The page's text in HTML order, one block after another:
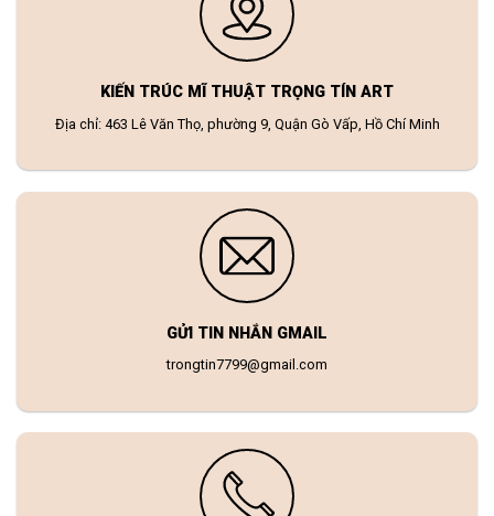
KIẾN TRÚC MĨ THUẬT TRỌNG TÍN ART
Địa chỉ: 463 Lê Văn Thọ, phường 9, Quận Gò Vấp, Hồ Chí Minh
GỬI TIN NHẮN GMAIL
trongtin7799@gmail.com